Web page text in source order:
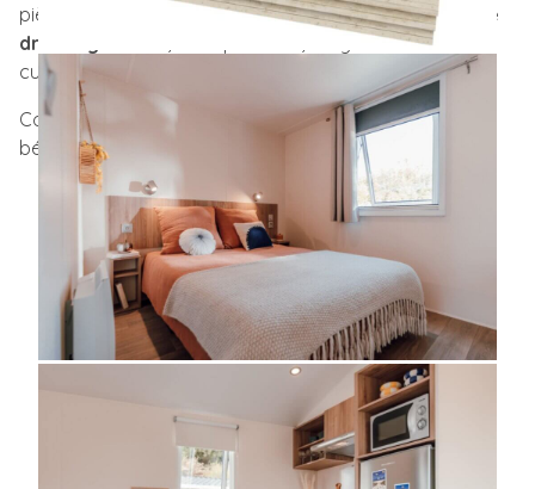
pièce de vie. La chambre parentale dispose d’un
large
dressing ouvert
, avec penderie, étagères et tiroirs. La
cuisine est équipée, et les WC sont indépendants.
Comme tous les modèles
IRM Habitat, le Tournesol
bénéficie d’une
isolation renforcée 4 saisons